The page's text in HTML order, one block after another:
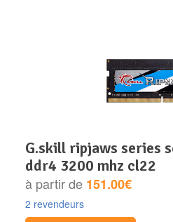
g.skill ripjaws series so-dimm 16 go
ddr4 3200 mhz cl22
à partir de 151.00€
2 revendeurs